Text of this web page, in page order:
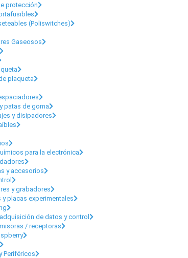
protección
(Poliswitches)
Gaseosos
plaqueta
patas de goma
y disipadores
para la electrónica
y accesorios
y grabadores
placas experimentales
de datos y control
/ receptoras
Periféricos